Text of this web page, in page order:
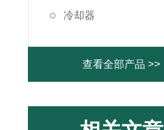
冷却器
查看全部产品 >>